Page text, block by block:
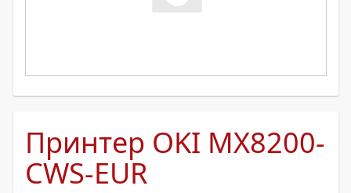
Принтер OKI MX8200-
CWS-EUR